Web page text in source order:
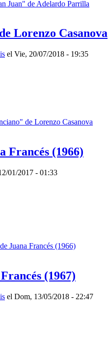
Juan" de Adelardo Parrilla
Lorenzo Casanova
el Vie, 20/07/2018 - 19:35
de Lorenzo Casanova
Francés (1966)
01/2017 - 01:33
Juana Francés (1966)
(1967)
el Dom, 13/05/2018 - 22:47